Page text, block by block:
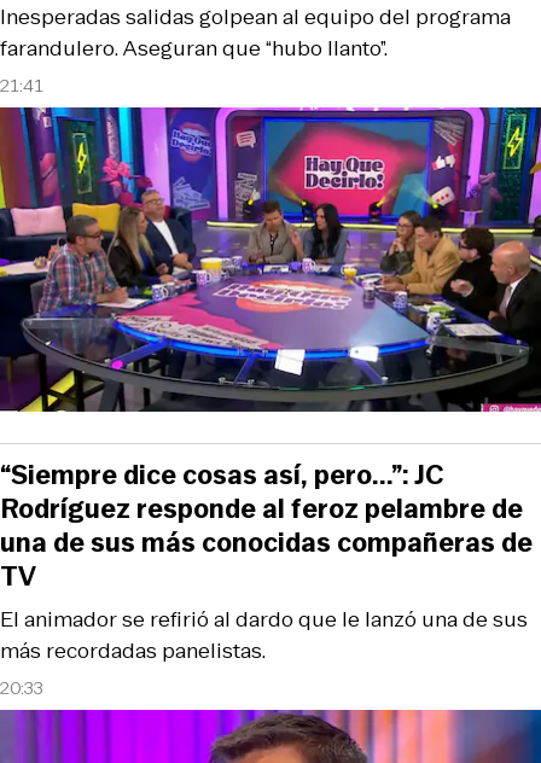
21:41
Inesperadas salidas golpean al equipo del programa
farandulero. Aseguran que “hubo llanto”.
20:33
El animador se refirió al dardo que le lanzó una de sus
más recordadas panelistas.
“Siempre dice cosas así, pero...”: JC
Rodríguez responde al feroz pelambre de
una de sus más conocidas compañeras de
TV